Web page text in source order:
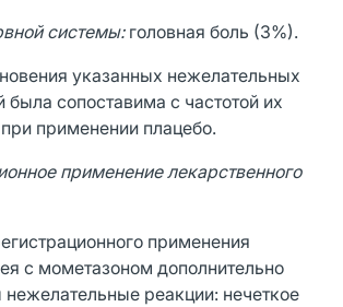
системы:головная боль (3%).
указанных нежелательных
была сопоставима с частотой их
применении плацебо.
применение лекарственного
применения
с мометазоном дополнительно
реакции: нечеткое